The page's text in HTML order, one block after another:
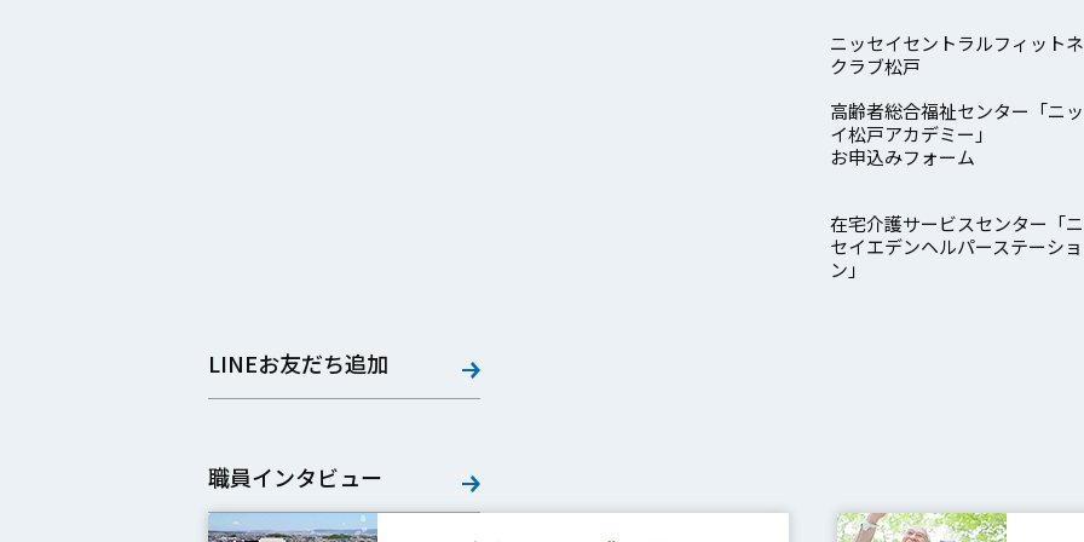
ニッセイセントラルフィット
クラブ松戸
高齢者総合福祉センター「ニ
イ松戸アカデミー」
お申込みフォーム
在宅介護サービスセンター「
セイエデンヘルパーステーショ
ン」
LINEお友だち追加
職員インタビュー